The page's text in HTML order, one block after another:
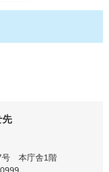
先
号 本庁舎1階